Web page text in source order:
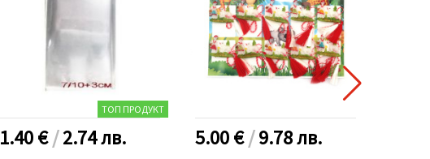
ТОП ПРОДУКТ
1.40 €/2.74лв. 5.00 €/9.78лв.